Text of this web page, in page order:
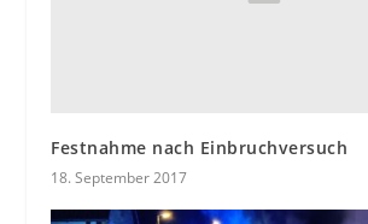
Festnahme nach Einbruchversuch
18. September 2017